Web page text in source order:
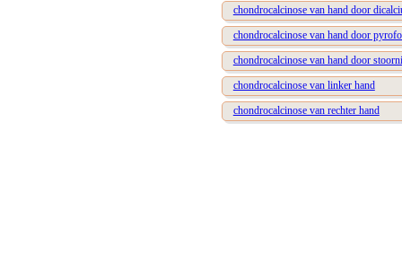
chondrocalcinose van hand door
chondrocalcinose van hand door
chondrocalcinose van hand door
chondrocalcinose van linker hand
chondrocalcinose van rechter hand